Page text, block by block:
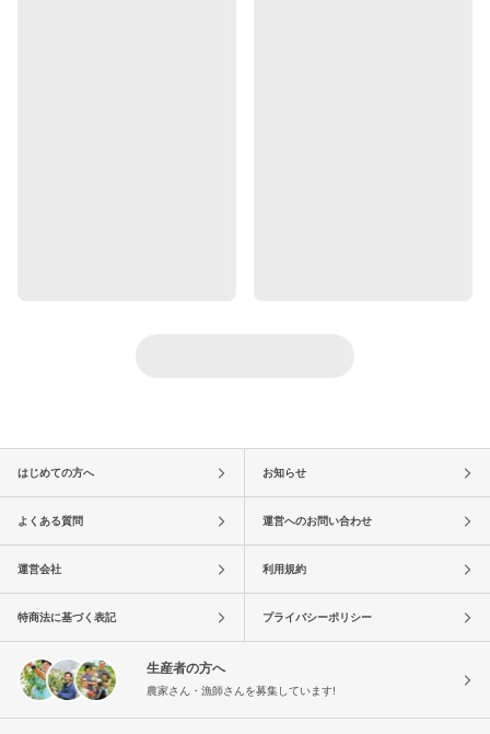
はじめての方へ お知らせ
よくある質問 運営へのお問い合わせ
運営会社 利用規約
特商法に基づく表記 プライバシーポリシー
生産者の方へ
農家さん・漁師さんを募集しています!